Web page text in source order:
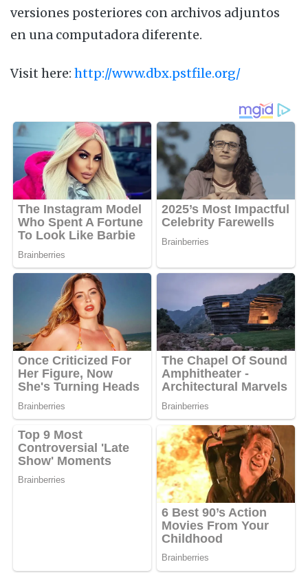
versiones posteriores con archivos adjuntos
en una computadora diferente.
Visit here: http://www.dbx.pstfile.org/